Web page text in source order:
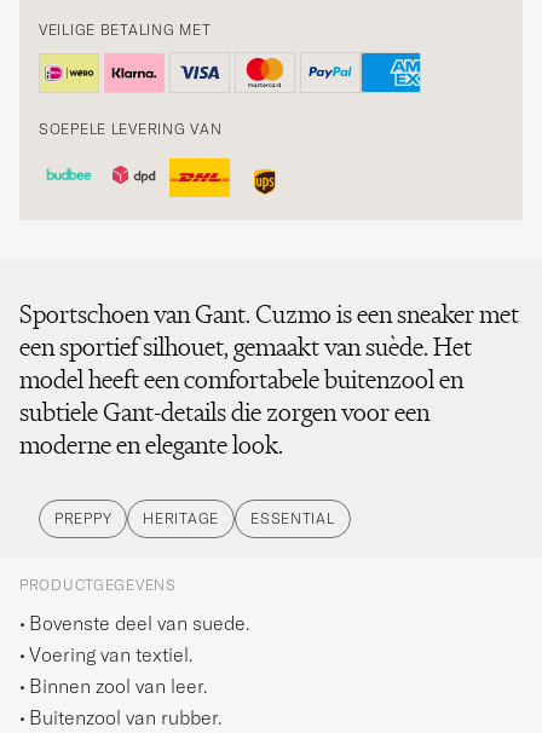
VEILIGE BETALING MET
SOEPELE LEVERING VAN
Sportschoen van Gant. Cuzmo is een sneaker met
een sportief silhouet, gemaakt van suède. Het
model heeft een comfortabele buitenzool en
subtiele Gant-details die zorgen voor een
moderne en elegante look.
PREPPY HERITAGE ESSENTIAL
PRODUCTGEGEVENS
Bovenste deel van suede.
Voering van textiel.
Binnen zool van leer.
Buitenzool van rubber.